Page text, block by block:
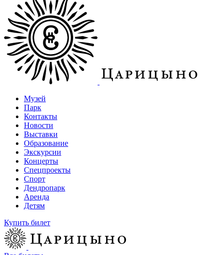
Музей
Парк
Контакты
Новости
Выставки
Образование
Экскурсии
Концерты
Спецпроекты
Спорт
Дендропарк
Аренда
Детям
Купить билет